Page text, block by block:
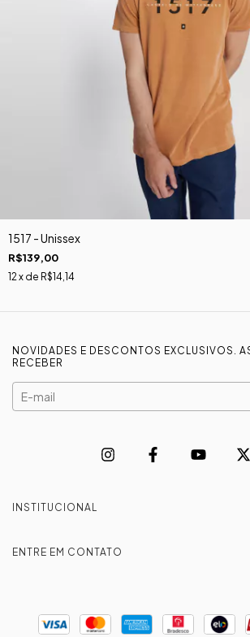
1517 - Unissex
R$139,00
12 x de R$14,14
NOVIDADES E DESCONTOS EXCLUSIVOS.
RECEBER
INSTITUCIONAL
ENTRE EM CONTATO